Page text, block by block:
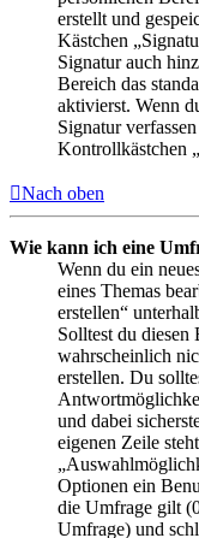
erstellt und
Kästchen
Signatur auch
Bereich das
aktivierst. Wenn
Signatur
Kontrollkästchen
Nach oben
Wie kann ich eine
Wenn du ein
eines Themas
erstellen“
Solltest du diesen
wahrscheinlich
erstellen. Du
und dabei
eigenen Zeile
Optionen ein
die Umfrage gilt
Umfrage) und